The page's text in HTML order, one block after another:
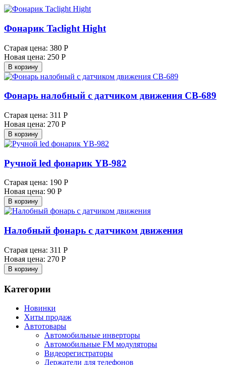
Фонарик Taclight Hight
Старая цена: 380 Р
Новая цена: 250 Р
В корзину
Фонарь налобный с датчиком движения СВ-689
Старая цена: 311 Р
Новая цена: 270 Р
В корзину
Ручной led фонарик YB-982
Старая цена: 190 Р
Новая цена: 90 Р
В корзину
Налобный фонарь с датчиком движения
Старая цена: 311 Р
Новая цена: 270 Р
В корзину
Категории
Новинки
Хиты продаж
Автотовары
Автомобильные инверторы
Автомобильные FM модуляторы
Видеорегистраторы
Держатели для телефонов